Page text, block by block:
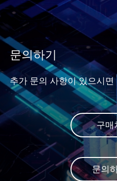
문의하기
추가 문의 사항이 있으시
구매
문의